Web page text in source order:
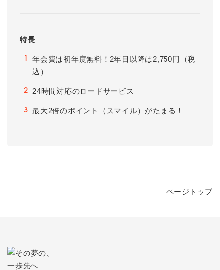
特長
1
年会費は初年度無料！2年目以降は2,750円（税
込）
2 24時間対応のロードサービス
3 最大2倍のポイント（スマイル）がたまる！
ページトップ